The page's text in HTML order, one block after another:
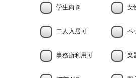
学生向き 女
二人入居可 ペ
事務所利用可 楽